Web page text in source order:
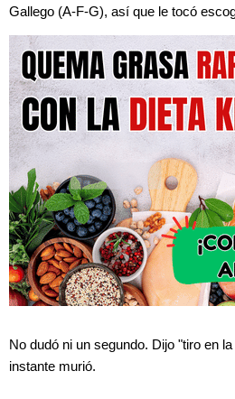
Gallego (A-F-G), así que le tocó
No dudó ni un segundo. Dijo "tiro en
instante murió.